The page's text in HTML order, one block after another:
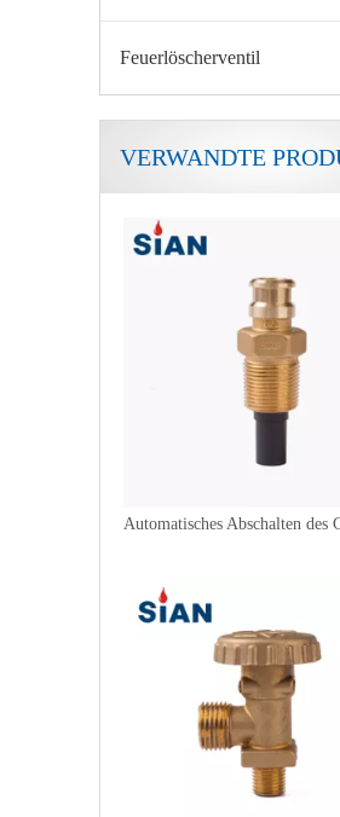
Feuerlöscherventil
VERWANDTE